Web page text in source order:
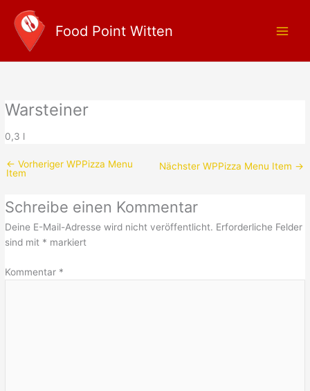
Inhalt
springen
Food Point Witten
Warsteiner
0,3 l
← Vorheriger WPPizza Menu
Item
Nächster WPPizza Menu Item →
Schreibe einen Kommentar
Deine E-Mail-Adresse wird nicht veröffentlicht. Erforderliche Felder
sind mit * markiert
Kommentar *